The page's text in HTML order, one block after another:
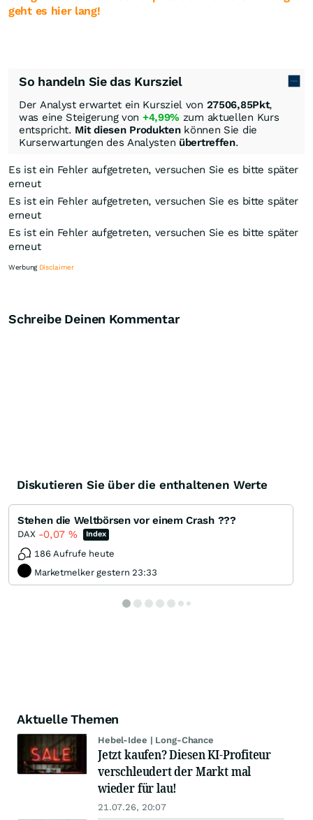
geht es hier lang!
So handeln Sie das Kursziel
Der Analyst erwartet ein Kursziel von 27506,85Pkt,
was eine Steigerung von +4,99% zum aktuellen Kurs
entspricht. Mit diesen Produktenkönnen Sie die
Kurserwartungen des Analysten übertreffen.
Es ist ein Fehler aufgetreten, versuchen Sie es bitte später
erneut
Es ist ein Fehler aufgetreten, versuchen Sie es bitte später
erneut
Es ist ein Fehler aufgetreten, versuchen Sie es bitte später
erneut
Werbung Disclaimer
Schreibe Deinen Kommentar
Diskutieren Sie über die enthaltenen Werte
Stehen die Weltbörsen vor einem Crash ???
DAX -0,07 % Index
186 Aufrufe heute
Marketmelker gestern 23:33
Aktuelle Themen
Hebel-Idee | Long-Chance
Jetzt kaufen? Diesen KI-Profiteur
verschleudert der Markt mal
wieder für lau!
21.07.26, 20:07